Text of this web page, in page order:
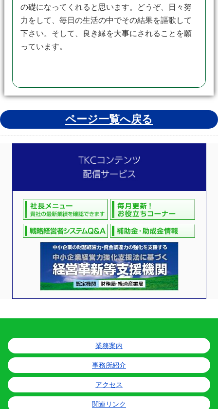
の礎になってくれると思います。どうぞ、日々努
力をして、毎日の生活の中でその結果を謳歌して
下さい。そして、良き縁を大事にされることを願
っています。
ページ一覧へ戻る
業務案内
事務所紹介
アクセス
関連リンク